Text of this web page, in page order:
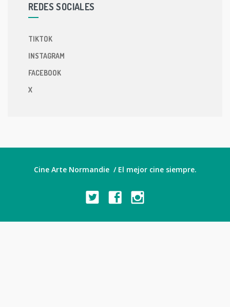
REDES SOCIALES
TIKTOK
INSTAGRAM
FACEBOOK
X
Cine Arte Normandie / El mejor cine siempre.